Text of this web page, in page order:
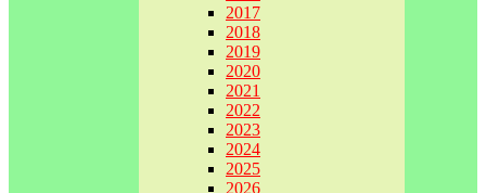
2017
2018
2019
2020
2021
2022
2023
2024
2025
2026